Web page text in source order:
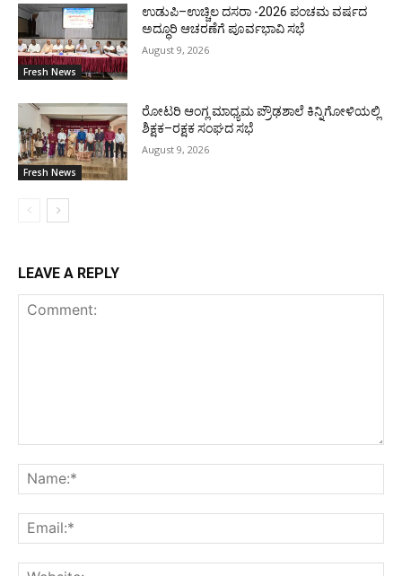
Fresh News
ಉಡುಪಿ–ಉಚ್ಚಿಲ ದಸರಾ -2026 ಪಂಚಮ ವರ್ಷದ
ಅದ್ಧೂರಿ ಆಚರಣೆಗೆ ಪೂರ್ವಭಾವಿ ಸಭೆ
August 9, 2026
Fresh News
ರೋಟರಿ ಆಂಗ್ಲ ಮಾಧ್ಯಮ ಪ್ರೌಢಶಾಲೆ ಕಿನ್ನಿಗೋಳಿಯಲ್ಲಿ
ಶಿಕ್ಷಕ–ರಕ್ಷಕ ಸಂಘದ ಸಭೆ
August 9, 2026
LEAVE A REPLY